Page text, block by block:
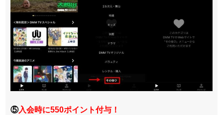
⑤入会時に550ポイント付与！